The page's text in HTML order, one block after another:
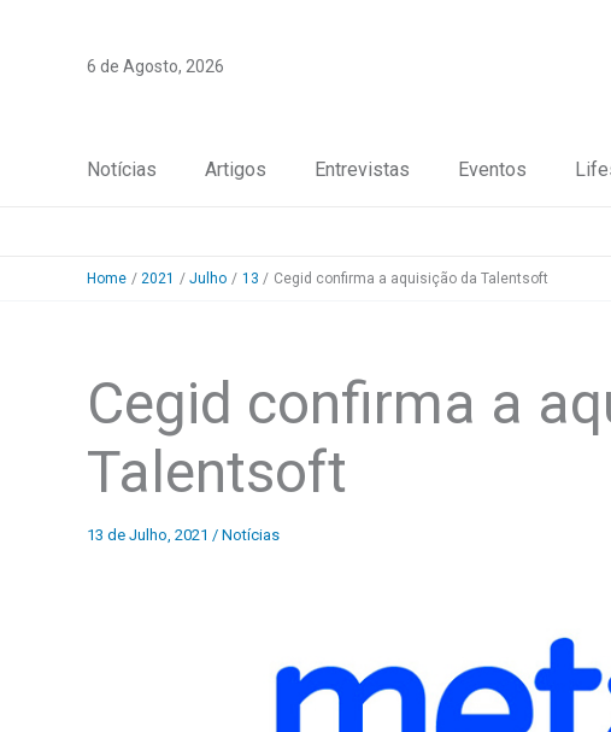
6 de Agosto, 2026
Notícias Artigos Entrevistas Eventos
Home 2021 Julho 13 Cegid confirma a aquisição da Talentsoft
Cegid confirma a
Talentsoft
13 de Julho, 2021 / Notícias